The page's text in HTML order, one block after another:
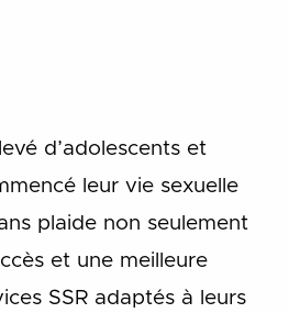
d’adolescents et
leur vie sexuelle
plaide non seulement
et une meilleure
SSR adaptés à leurs